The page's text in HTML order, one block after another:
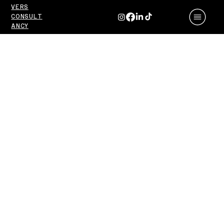
VERS
CONSULT
ANCY
REFERANSLAR